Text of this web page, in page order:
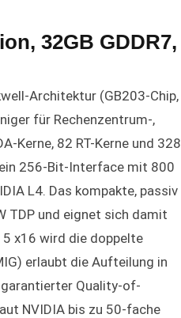
32GB GDDR7,
Architektur (GB203-Chip,
für Rechenzentrum-,
Kerne, 82 RT-Kerne und 328
ein 256-Bit-Interface mit 800
L4. Das kompakte, passiv
TDP und eignet sich damit
5 x16 wird die doppelte
erlaubt die Aufteilung in
Quality-of-
NVIDIA bis zu 50-fache